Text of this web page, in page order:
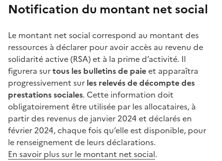
Notification du montant net social
Le montant net social correspond au montant des
ressources à déclarer pour avoir accès au revenu de
solidarité active (RSA) et à la prime d’activité. Il
figurera surtous les bulletins de paieet apparaîtra
progressivement sur les relevés de décompte des
prestations sociales. Cette information doit
obligatoirement être utilisée par les allocataires, à
partir des revenus de janvier 2024 et déclarés en
février 2024, chaque fois qu’elle est disponible, pour
le renseignement de leurs déclarations.
En savoir plus sur le montant net social.